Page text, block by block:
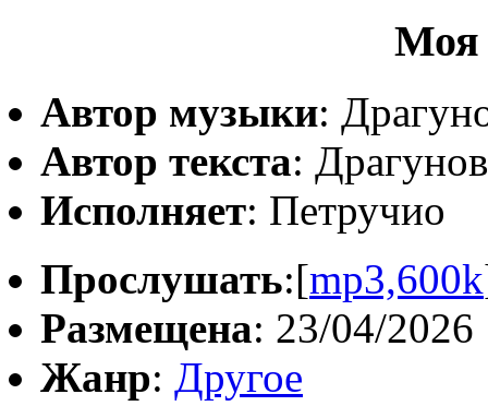
Моя
Автор музыки:
Автор текста:
Исполняет: Петручио
Прослушать:[mp3,600k
Размещена: 23/04/2026
Жанр: Другое